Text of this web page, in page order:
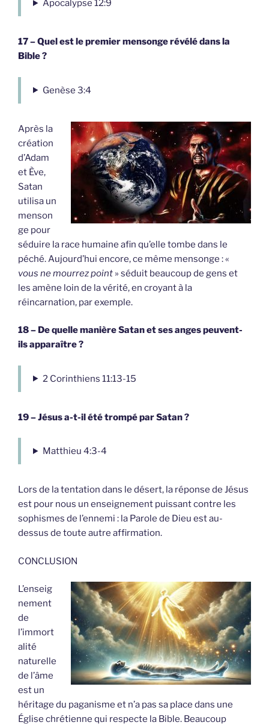
Apocalypse 12:9
17 – Quel est le premier mensonge révélé dans la
Bible ?
Genèse 3:4
Après la
création
d’Adam
et Ève,
Satan
utilisa un
menson
ge pour
séduire la race humaine afin qu’elle tombe dans le
péché. Aujourd’hui encore, ce même mensonge : «
vous ne mourrez point » séduit beaucoup de gens et
les amène loin de la vérité, en croyant à la
réincarnation, par exemple.
18 – De quelle manière Satan et ses anges peuvent-
ils apparaître ?
2 Corinthiens 11:13-15
19 – Jésus a-t-il été trompé par Satan ?
Matthieu 4:3-4
Lors de la tentation dans le désert, la réponse de Jésus
est pour nous un enseignement puissant contre les
sophismes de l’ennemi : la Parole de Dieu est au-
dessus de toute autre affirmation.
CONCLUSION
L’enseig
nement
de
l’immort
alité
naturelle
de l’âme
est un
héritage du paganisme et n’a pas sa place dans une
Église chrétienne qui respecte la Bible. Beaucoup